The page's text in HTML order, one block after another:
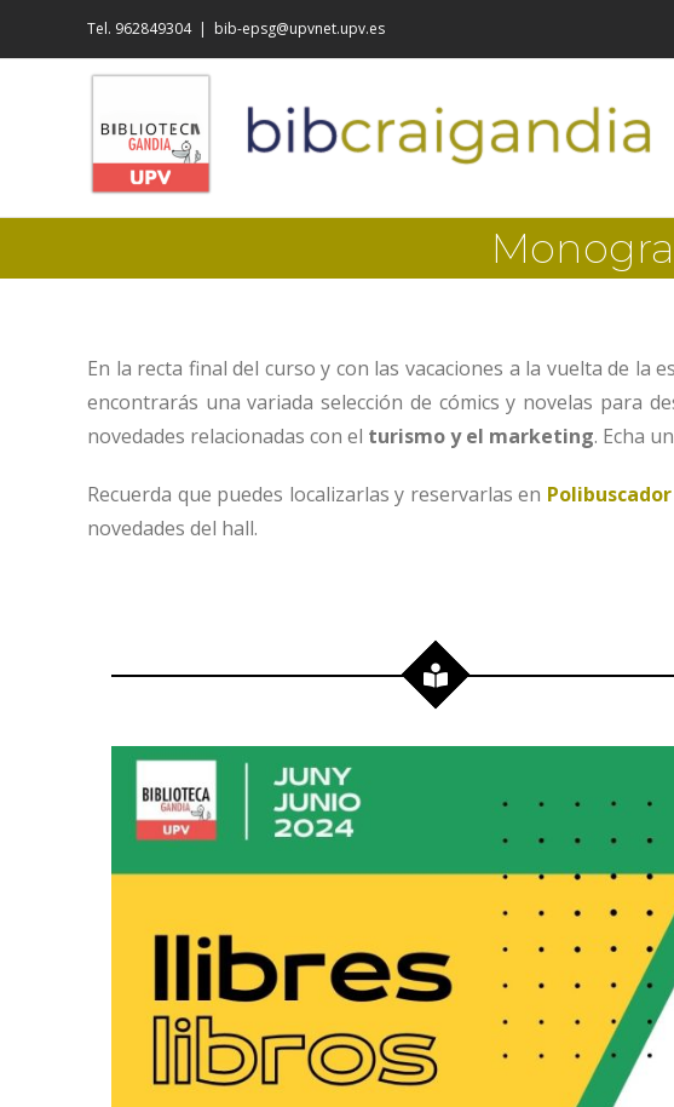
Tel. 962849304 | bib-epsg@upvnet.upv.es
En la recta final del curso y con las vacaciones a la vuelta de la
encontrarás una variada selección de cómics y novelas para
novedades relacionadas con el turismo y el marketing. Echa
Recuerda que puedes localizarlas y reservarlas en Polibuscador
novedades del hall.